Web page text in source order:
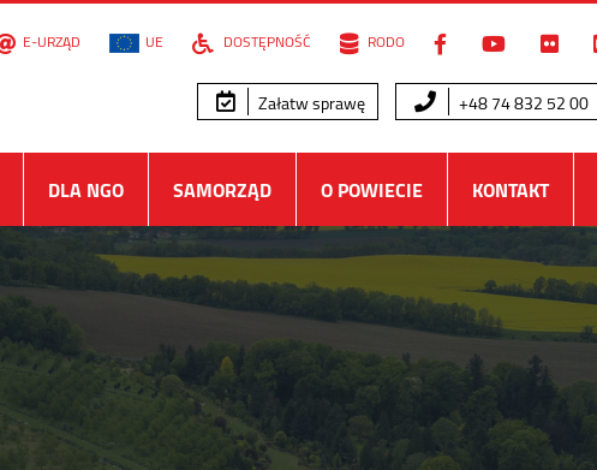
E-URZĄD UE DOSTĘPNOŚĆ RODO
Załatw sprawę +48 74 832 52 00
DLA NGO SAMORZĄD O POWIECIE KONTAKT